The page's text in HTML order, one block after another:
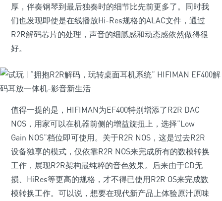
厚，伴奏钢琴到最后独奏时的细节比先前更多了。同时我
们也发现即使是在线播放Hi-Res规格的ALAC文件，通过
R2R解码芯片的处理，声音的细腻感和动态感依然做得很
好。
值得一提的是，HIFIMAN为EF400特别增添了R2R DAC
NOS，用家可以在机器前侧的增益旋扭上，选择“Low
Gain NOS”档位即可使用。关于R2R NOS，这是过去R2R
设备独享的模式，仅依靠R2R NOS来完成所有的数模转换
工作，展现R2R架构最纯粹的音色效果。后来由于CD无
损、HiRes等更高的规格，才不得已使用R2R OS来完成数
模转换工作。可以说，想要在现代新产品上体验原汁原味